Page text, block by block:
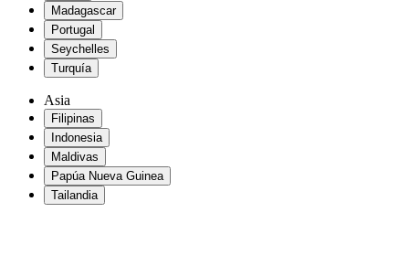
Madagascar
Portugal
Seychelles
Turquía
Asia
Filipinas
Indonesia
Maldivas
Papúa Nueva Guinea
Tailandia